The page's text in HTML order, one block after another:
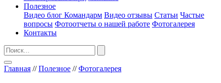
Полезное
Видео блог Командарм Видео отзывы Статьи Частые
вопросы Фотоотчеты о нашей работе Фотогалерея
Контакты
Главная //Полезное //Фотогалерея